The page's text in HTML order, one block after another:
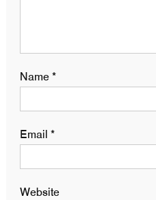
Name*
Email *
Website